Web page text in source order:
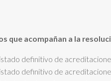
que acompañan a la
definitivo de
definitivo de